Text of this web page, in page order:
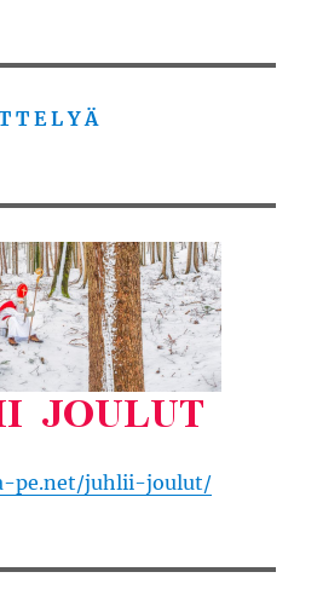
T E L Y Ä
pe.net/juhlii-joulut/